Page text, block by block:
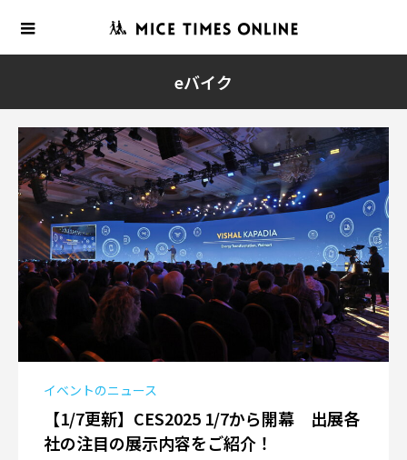
eバイク
イベントのニュース
【1/7更新】CES2025 1/7から開幕 出展各
社の注目の展示内容をご紹介！